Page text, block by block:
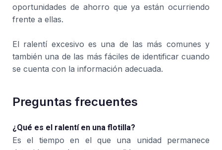
oportunidades de ahorro que ya están ocurriendo
frente a ellas.
El ralentí excesivo es una de las más comunes y
también una de las más fáciles de identificar cuando
se cuenta con la información adecuada.
Preguntas frecuentes
¿Qué es el ralentí en una flotilla?
Es el tiempo en el que una unidad permanece